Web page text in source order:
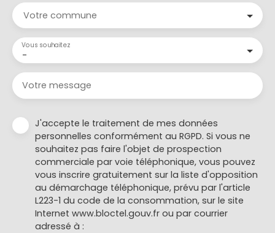
Votre commune
-
Vous souhaitez
Votre message
J'accepte le traitement de mes données
personnelles conformément au RGPD. Si vous ne
souhaitez pas faire l'objet de prospection
commerciale par voie téléphonique, vous pouvez
vous inscrire gratuitement sur la liste d'opposition
au démarchage téléphonique, prévu par l'article
L223-1 du code de la consommation, sur le site
Internet www.bloctel.gouv.fr ou par courrier
adressé à :